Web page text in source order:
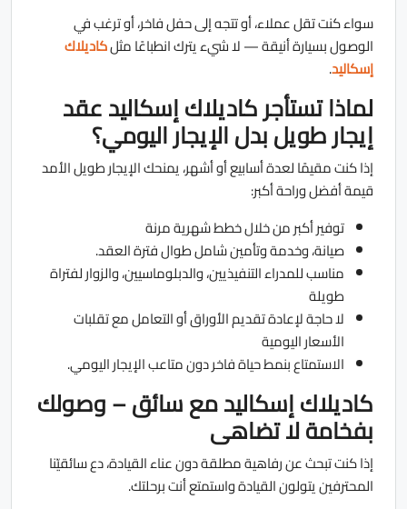
سواء كنت تقل عملاء، أو تتجه إلى حفل فاخر، أو ترغب في
الوصول بسيارة أنيقة — لا شيء يترك انطباعًا مثلكاديلاك
إسكاليد.
لماذا تستأجر كاديلاك إسكاليد عقد
إيجار طويل بدل الإيجار اليومي؟
إذا كنت مقيمًا لعدة أسابيع أو أشهر، يمنحك الإيجار طويل الأمد
قيمة أفضل وراحة أكبر:
توفير أكبر من خلال خطط شهرية مرنة
صيانة، وخدمة وتأمين شامل طوال فترة العقد.
مناسب للمدراء التنفيذيين، والدبلوماسيين، والزوار لفتراة
طويلة
لا حاجة لإعادة تقديم الأوراق أو التعامل مع تقلبات
الأسعار اليومية
الاستمتاع بنمط حياة فاخر دون متاعب الإيجار اليومي.
كاديلاك إسكاليد مع سائق – وصولك
بفخامة لا تضاهى
إذا كنت تبحث عن رفاهية مطلقة دون عناء القيادة، دع سائقيّنا
المحترفين يتولون القيادة واستمتع أنت برحلتك.